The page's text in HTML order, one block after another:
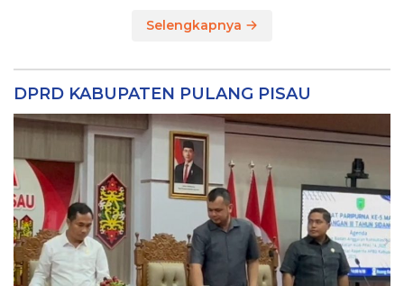
Selengkapnya
DPRD KABUPATEN PULANG PISAU